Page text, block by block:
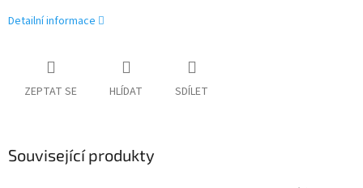
Detailní informace
ZEPTAT SE HLÍDAT SDÍLET
Související produkty